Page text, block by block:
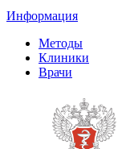
Информация
Методы
Клиники
Врачи